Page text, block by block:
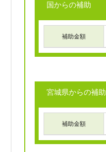
国からの補助
補助金額
宮城県からの補助
補助金額